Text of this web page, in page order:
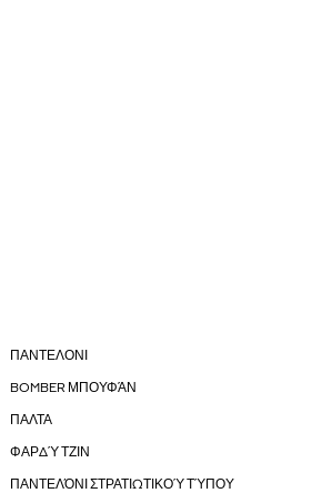
ΠΑΝΤΕΛΟΝΙ
BOMBER ΜΠΟΥΦΆΝ
ΠΑΛΤΑ
ΦΑΡΔΎ ΤΖΙΝ
ΠΑΝΤΕΛΌΝΙ ΣΤΡΑΤΙΩΤΙΚΟΎ ΤΎΠΟΥ